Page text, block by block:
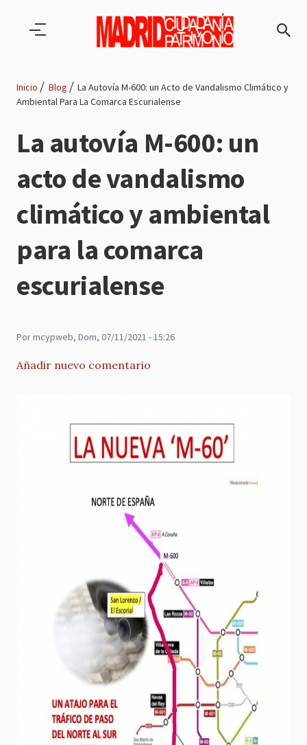
de
navegación
Inicio Blog
La Autovía M-600: un Acto de Vandalismo Climático y
Ambiental Para La Comarca Escurialense
La autovía M-600: un
acto de vandalismo
climático y ambiental
para la comarca
escurialense
Pormcypweb, Dom, 07/11/2021 - 15:26
Añadir nuevo comentario